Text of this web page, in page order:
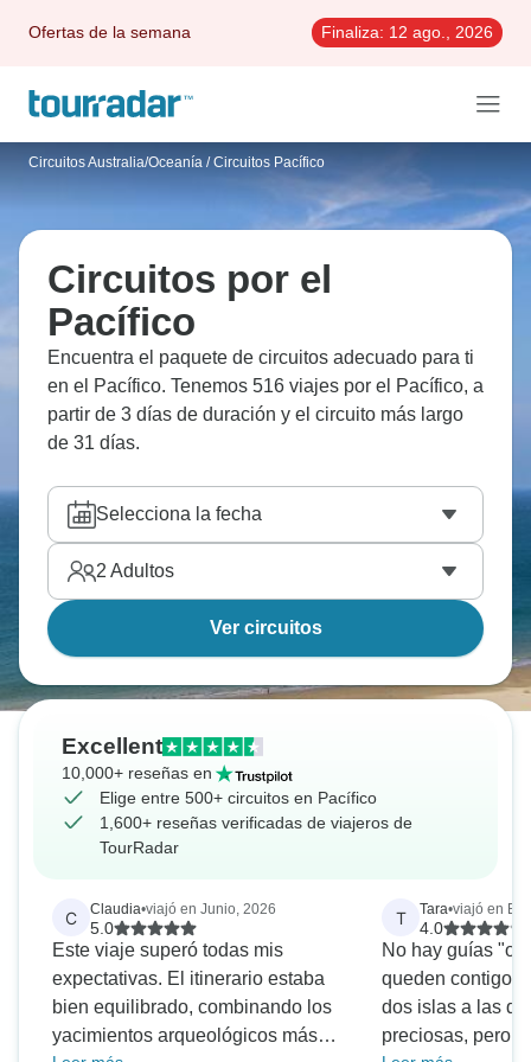
Ofertas de la semana Finaliza: 12 ago., 2026
Circuitos Australia/Oceanía / Circuitos Pacífico
Circuitos por el
Pacífico
Encuentra el paquete de circuitos adecuado para ti
en el Pacífico. Tenemos 516 viajes por el Pacífico, a
partir de 3 días de duración y el circuito más largo
de 31 días.
Selecciona la fecha
2 Adultos
Ver circuitos
Excellent
10,000+ reseñas en
Elige entre 500+ circuitos en Pacífico
1,600+ reseñas verificadas de viajeros de
TourRadar
C Claudia•viajó en Junio, 2026
5.0
Este viaje superó todas mis
expectativas. El itinerario estaba
bien equilibrado, combinando los
yacimientos arqueológicos más
T Tara•viajó en
4.0
No hay guías
queden contigo
dos islas a las
preciosas, pero